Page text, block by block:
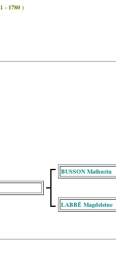
- 1780 )
BUSSON Mathurin
LABBÉ Magdeleine